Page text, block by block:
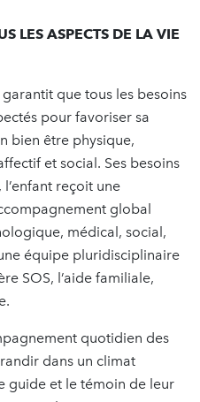
LES ASPECTS DE LA VIE
que tous les besoins
pour favoriser sa
bien être physique,
et social. Ses besoins
reçoit une
global
médical, social,
équipe pluridisciplinaire
SOS, l’aide familiale,
quotidien des
dans un climat
guide et le témoin de leur